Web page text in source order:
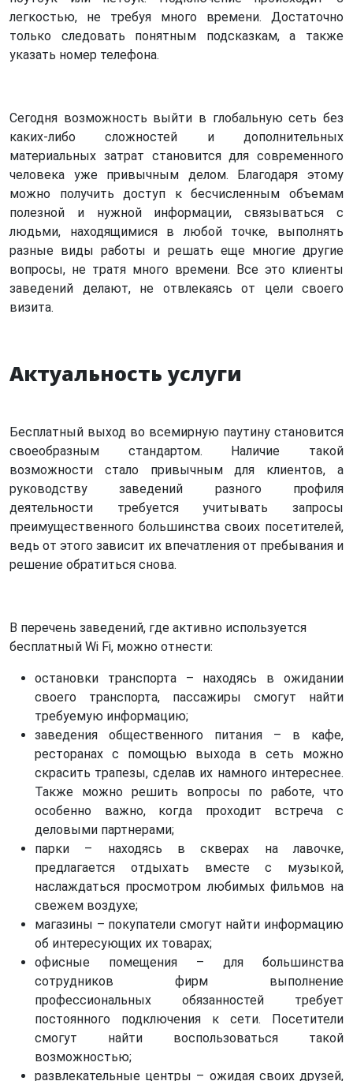
легкостью, не требуя много времени. Достаточно
только следовать понятным подсказкам, а также
указать номер телефона.
Сегодня возможность выйти в глобальную сеть без
каких-либо сложностей и дополнительных
материальных затрат становится для современного
человека уже привычным делом. Благодаря этому
можно получить доступ к бесчисленным объемам
полезной и нужной информации, связываться с
людьми, находящимися в любой точке, выполнять
разные виды работы и решать еще многие другие
вопросы, не тратя много времени. Все это клиенты
заведений делают, не отвлекаясь от цели своего
визита.
Актуальность услуги
Бесплатный выход во всемирную паутину становится
своеобразным стандартом. Наличие такой
возможности стало привычным для клиентов, а
руководству заведений разного профиля
деятельности требуется учитывать запросы
преимущественного большинства своих посетителей,
ведь от этого зависит их впечатления от пребывания и
решение обратиться снова.
В перечень заведений, где активно используется
бесплатный Wi Fi, можно отнести:
остановки транспорта – находясь в ожидании
своего транспорта, пассажиры смогут найти
требуемую информацию;
заведения общественного питания – в кафе,
ресторанах с помощью выхода в сеть можно
скрасить трапезы, сделав их намного интереснее.
Также можно решить вопросы по работе, что
особенно важно, когда проходит встреча с
деловыми партнерами;
парки – находясь в скверах на лавочке,
предлагается отдыхать вместе с музыкой,
наслаждаться просмотром любимых фильмов на
свежем воздухе;
магазины – покупатели смогут найти информацию
об интересующих их товарах;
офисные помещения – для большинства
сотрудников фирм выполнение
профессиональных обязанностей требует
постоянного подключения к сети. Посетители
смогут найти воспользоваться такой
возможностью;
развлекательные центры – ожидая своих друзей,